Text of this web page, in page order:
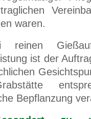
waren.
ist der
Bepflanzung